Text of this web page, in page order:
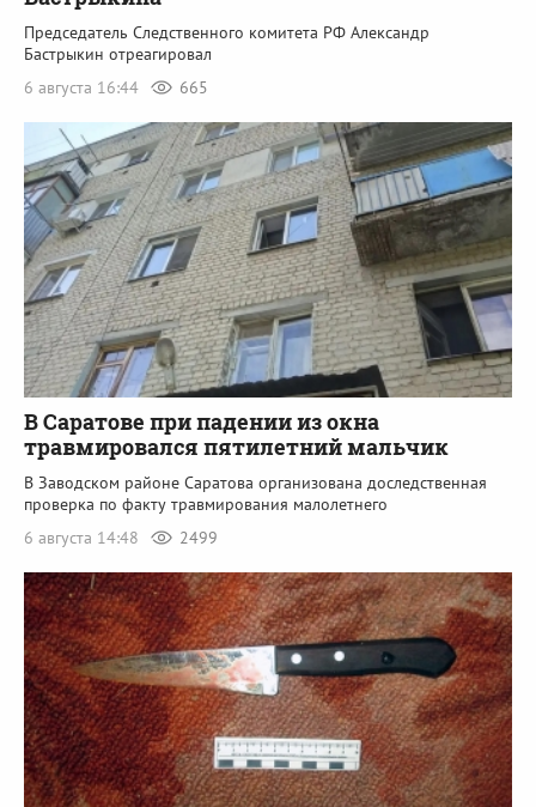
Председатель Следственного комитета РФ Александр
Бастрыкин отреагировал
6 августа 16:44
665
В Саратове при падении из окна
травмировался пятилетний мальчик
В Заводском районе Саратова организована доследственная
проверка по факту травмирования малолетнего
6 августа 14:48
2499